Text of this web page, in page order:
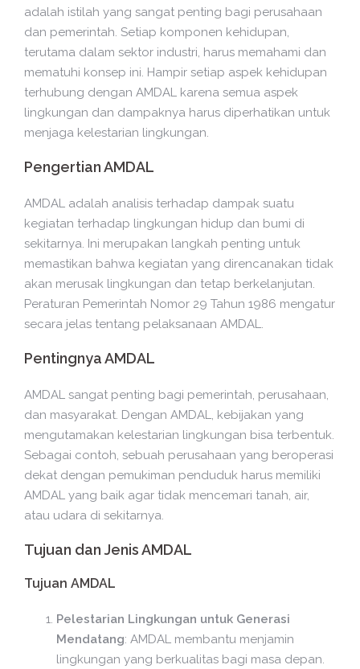
adalah istilah yang sangat penting bagi perusahaan
dan pemerintah. Setiap komponen kehidupan,
terutama dalam sektor industri, harus memahami dan
mematuhi konsep ini. Hampir setiap aspek kehidupan
terhubung dengan AMDAL karena semua aspek
lingkungan dan dampaknya harus diperhatikan untuk
menjaga kelestarian lingkungan.
Pengertian AMDAL
AMDAL adalah analisis terhadap dampak suatu
kegiatan terhadap lingkungan hidup dan bumi di
sekitarnya. Ini merupakan langkah penting untuk
memastikan bahwa kegiatan yang direncanakan tidak
akan merusak lingkungan dan tetap berkelanjutan.
Peraturan Pemerintah Nomor 29 Tahun 1986 mengatur
secara jelas tentang pelaksanaan AMDAL.
Pentingnya AMDAL
AMDAL sangat penting bagi pemerintah, perusahaan,
dan masyarakat. Dengan AMDAL, kebijakan yang
mengutamakan kelestarian lingkungan bisa terbentuk.
Sebagai contoh, sebuah perusahaan yang beroperasi
dekat dengan pemukiman penduduk harus memiliki
AMDAL yang baik agar tidak mencemari tanah, air,
atau udara di sekitarnya.
Tujuan dan Jenis AMDAL
Tujuan AMDAL
Pelestarian Lingkungan untuk Generasi
Mendatang: AMDAL membantu menjamin
lingkungan yang berkualitas bagi masa depan.